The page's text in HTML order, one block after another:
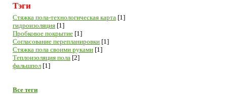
Тэги
Cтяжка пола-технологическая карта [1]
гидроизоляция [1]
Пробковое покрытие [1]
Согласование перепланировки [1]
Стяжка пола своими руками [1]
Теплоизоляция пола [2]
фальшпол [1]
Все теги